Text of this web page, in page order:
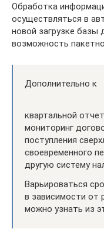
Обработка
осуществляться в
новой загрузке базы
возможность
Дополнительно к
квартальной
мониторинг
поступления
своевременного
другую систему
Варьироваться
в зависимости от
можно узнать из